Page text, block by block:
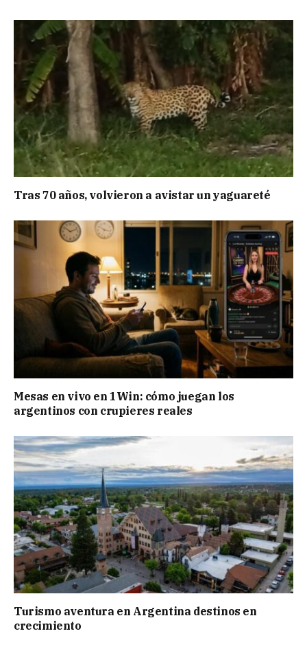
Tras 70 años, volvieron a avistar un yaguareté
Mesas en vivo en 1Win: cómo juegan los
argentinos con crupieres reales
Turismo aventura en Argentina destinos en
crecimiento